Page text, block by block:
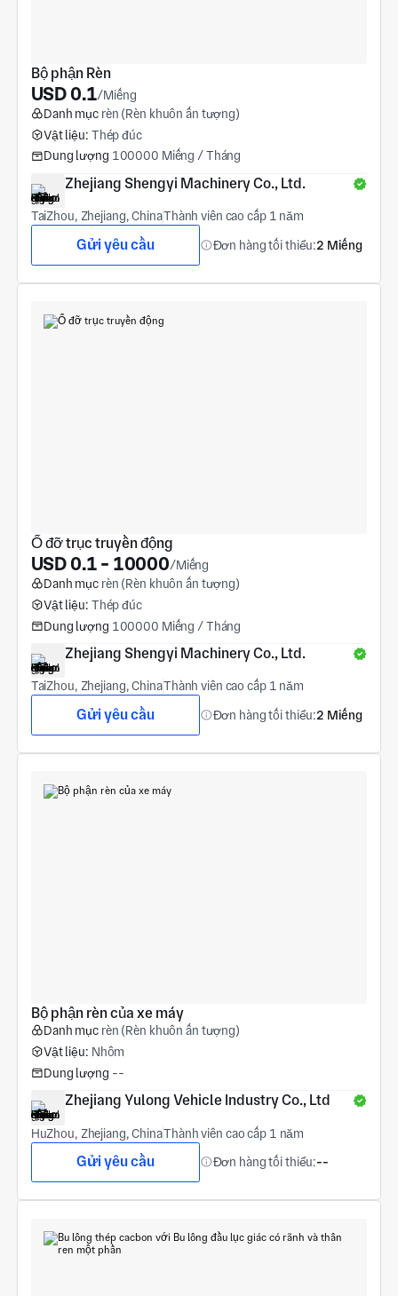
Bộ phận Rèn
USD 0.1/Miếng
Danh mục rèn (Rèn khuôn ấn tượng)
Vật liệu: Thép đúc
Dung lượng 100000 Miếng / Tháng
Zhejiang Shengyi Machinery Co., Ltd.
TaiZhou, Zhejiang, ChinaThành viên cao cấp 1 năm
Gửi yêu cầu Đơn hàng tối thiểu:2 Miếng
Ổ đỡ trục truyền động
USD 0.1 - 10000/Miếng
Danh mục rèn (Rèn khuôn ấn tượng)
Vật liệu: Thép đúc
Dung lượng 100000 Miếng / Tháng
Zhejiang Shengyi Machinery Co., Ltd.
TaiZhou, Zhejiang, ChinaThành viên cao cấp 1 năm
Gửi yêu cầu Đơn hàng tối thiểu:2 Miếng
Bộ phận rèn của xe máy
Danh mục rèn (Rèn khuôn ấn tượng)
Vật liệu: Nhôm
Dung lượng --
Zhejiang Yulong Vehicle Industry Co., Ltd
HuZhou, Zhejiang, ChinaThành viên cao cấp 1 năm
Gửi yêu cầu Đơn hàng tối thiểu:--